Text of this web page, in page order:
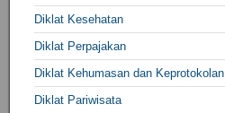
Diklat Kesehatan
Diklat Perpajakan
Diklat Kehumasan dan Keprotokolan
Diklat Pariwisata